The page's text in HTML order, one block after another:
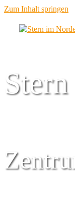
Zum Inhalt springen